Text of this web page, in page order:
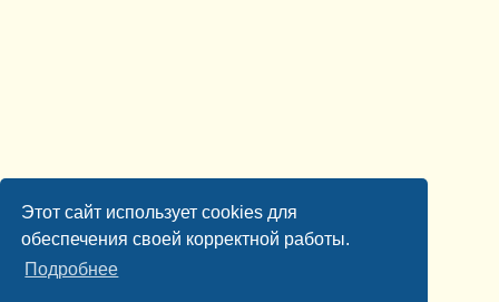
Этот сайт использует cookies для
обеспечения своей корректной работы.
Подробнее